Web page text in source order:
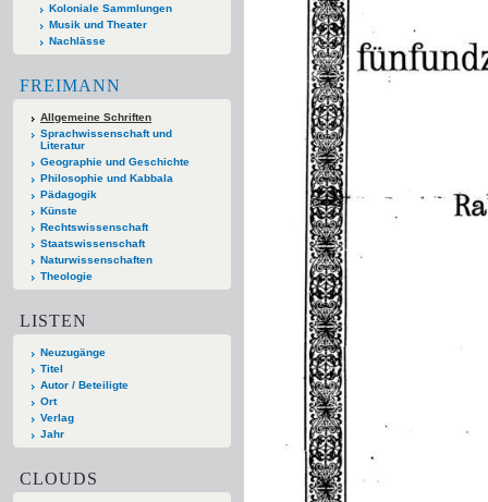
Koloniale Sammlungen
Musik und Theater
Nachlässe
FREIMANN
Allgemeine Schriften
Sprachwissenschaft und
Literatur
Geographie und Geschichte
Philosophie und Kabbala
Pädagogik
Künste
Rechtswissenschaft
Staatswissenschaft
Naturwissenschaften
Theologie
LISTEN
Neuzugänge
Titel
Autor / Beteiligte
Ort
Verlag
Jahr
CLOUDS